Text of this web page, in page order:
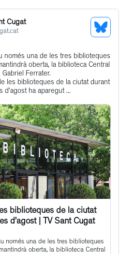
Cugat
See
Profile
Get
to
this
post
només una de les tres biblioteques
oberta, la biblioteca Central
Gabriel Ferrater.
les biblioteques de la ciutat durant
d’agost ha aparegut ...
biblioteques de la ciutat
d’agost | TV Sant Cugat
només una de les tres biblioteques
oberta, la biblioteca Central